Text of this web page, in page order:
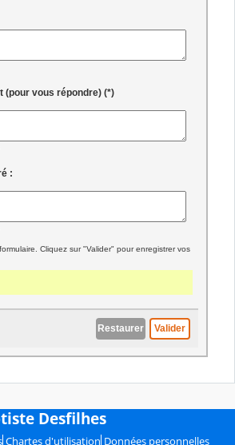
Desfilhes
Chartes d'utilisation Données personnelles